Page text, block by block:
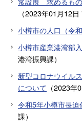
（2023年01月12日
小樽市の人口（令和
小樽市産業港湾部
港湾振興課）
新型コロナウイル
について （2023年
令和5年小樽市長
課）